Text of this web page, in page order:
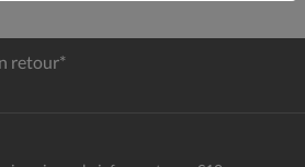
retour*